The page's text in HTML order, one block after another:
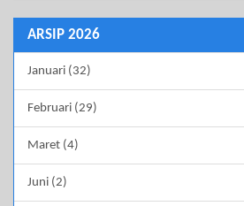
ARSIP 2026
Januari (32)
Februari (29)
Maret (4)
Juni (2)